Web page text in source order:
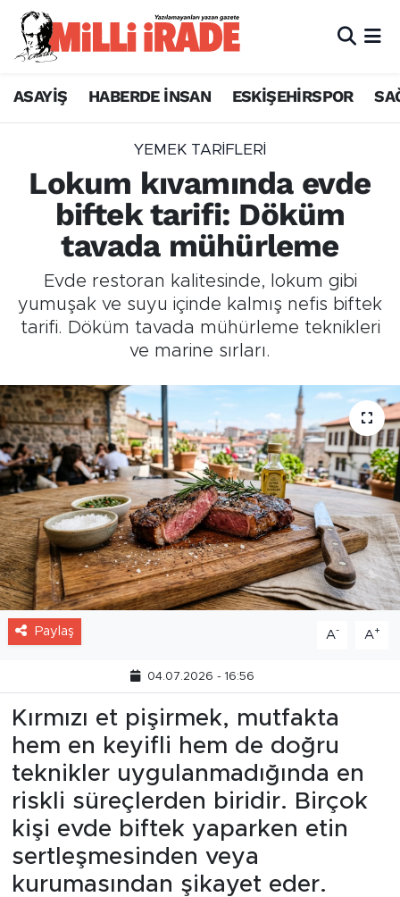
ASAYİŞ HABERDE İNSAN ESKİŞEHİRSPOR
YEMEK TARIFLERI
Lokum kıvamında evde
biftek tarifi: Döküm
tavada mühürleme
Evde restoran kalitesinde, lokum gibi
yumuşak ve suyu içinde kalmış nefis biftek
tarifi. Döküm tavada mühürleme teknikleri
ve marine sırları.
Paylaş A- A+
04.07.2026 - 16:56
Kırmızı et pişirmek, mutfakta
hem en keyifli hem de doğru
teknikler uygulanmadığında en
riskli süreçlerden biridir. Birçok
kişi evde biftek yaparken etin
sertleşmesinden veya
kurumasından şikayet eder.